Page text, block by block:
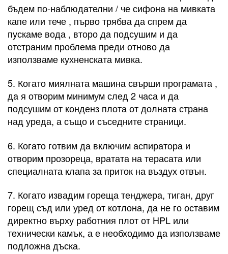
бъдем по-наблюдателни / че сифона на мивката
капе или тече , първо трябва да спрем да
пускаме вода , второ да подсушим и да
отстраним проблема преди отново да
използваме кухненската мивка.
5. Когато миялната машина свърши програмата ,
да я отворим минимум след 2 часа и да
подсушим от конденз плота от долната страна
над уреда, а също и съседните страници.
6. Когато готвим да включим аспиратора и
отворим прозореца, вратата на терасата или
специалната клапа за приток на въздух отвън.
7. Когато извадим гореща тенджера, тиган, друг
горещ съд или уред от котлона, да не го оставим
директно върху работния плот от HPL или
технически камък, а е необходимо да използваме
подложна дъска.